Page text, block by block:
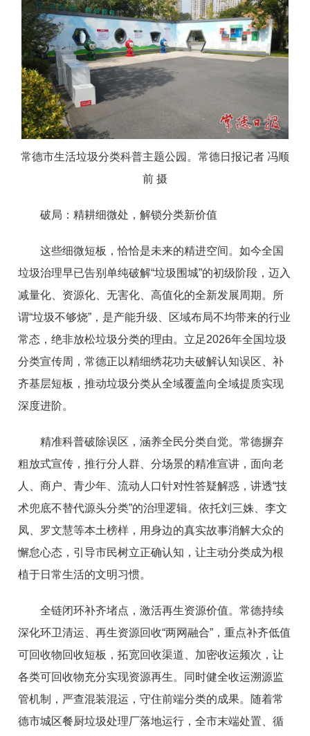
常德市生活垃圾分类科普主题公园。常德日报记者 冯顺
前 摄
破局：精耕细微处，解锁分类新价值
这些细微短板，恰恰是未来的精进空间。如今全国
垃圾治理早已告别单纯破解“垃圾围城”的初级阶段，迈入
减量化、资源化、无害化、高值化的全新发展周期。所
谓“垃圾不够烧”，是产能升级、区域布局不均带来的行业
常态，绝非放松垃圾分类的理由。立足2026年全国垃圾
分类宣传周，常德正以精细绣花功夫破解认知误区、补
齐基层短板，推动垃圾分类从全域覆盖向全域提质实现
深度进阶。
精准科普破除误区，涵养全民分类自觉。常德摒弃
粗放式宣传，推行分人群、分场景的精准宣讲，面向老
人、商户、青少年、流动人口针对性答疑解惑，讲透“技
术兜底不替代源头分类”的治理逻辑。依托刘三姝、李文
凤、罗文慧等本土榜样，用身边的真实故事消解大众的
懈怠心态，引导市民树立正确认知，让主动分类成为根
植于日常生活的文明习惯。
全链闭环补齐堵点，激活再生资源价值。常德持续
深化环卫清运、再生资源回收“两网融合”，重点补齐低值
可回收物回收短板，拓宽回收渠道、加密收运频次，让
各类可回收物充分实现资源再生。同时健全收运溯源监
管机制，严查混装混运，守住前端分类的成果。随着常
德市城区餐厨垃圾处理厂落地运行，全市末端处置、循